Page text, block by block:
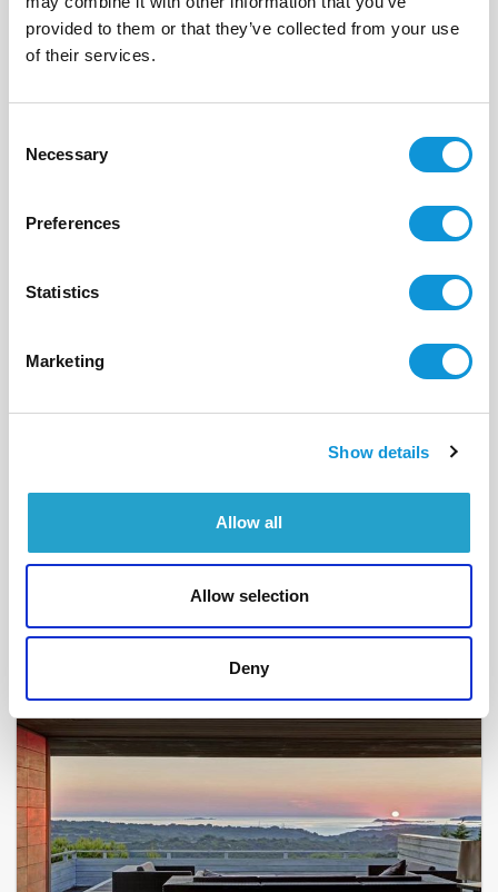
provided to them or that they’ve collected from your use
of their services.
Selection
Necessary
Preferences
Statistics
Marketing
Show details
Allow all
Allow selection
Deny
BONIFACIO - SPERONE
Ombre & Lumière
- réf 532
A partir de5 390 €par semaine